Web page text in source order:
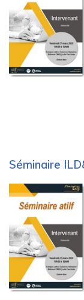
Séminaire